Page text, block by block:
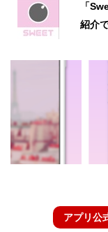
「
紹介
アプリ公